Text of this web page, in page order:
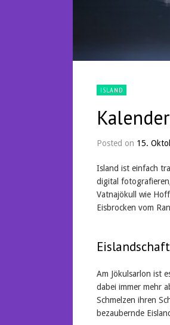
ISLAND
Posted on 15.
Island ist einfach
digital
Vatnajökull wie
Eisbrocken vom
Am Jökulsarlon ist
dabei immer mehr
Schmelzen ihren
bezaubernde